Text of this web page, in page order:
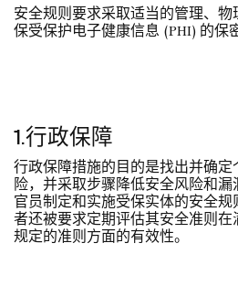
安全规则要求采取适当的管理、
保受保护电子健康信息 (PHI) 的保
1.行政保障
行政保障措施的目的是找出并确
险，并采取步骤降低安全风险和
官员制定和实施受保实体的安全
者还被要求定期评估其安全准则在
规定的准则方面的有效性。